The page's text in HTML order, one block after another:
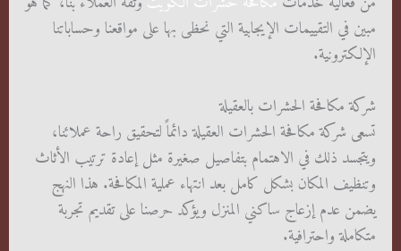
مبين في التقييمات الإيجابية التي نحظى بها على مواقعنا وحساباتنا
الإلكترونية.
شركة مكافحة الحشرات بالعقيلة
تسعى شركة مكافحة الحشرات العقيلة دائماً لتحقيق راحة عملائنا،
ويتجسد ذلك في الاهتمام بتفاصيل صغيرة مثل إعادة ترتيب الأثاث
وتنظيف المكان بشكل كامل بعد انتهاء عملية المكافحة. هذا النهج
يضمن عدم إزعاج ساكني المنزل ويؤكد حرصنا على تقديم تجربة
متكاملة واحترافية.